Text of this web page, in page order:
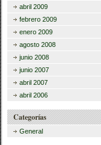
abril 2009
febrero 2009
enero 2009
agosto 2008
junio 2008
junio 2007
abril 2007
abril 2006
Categorías
General